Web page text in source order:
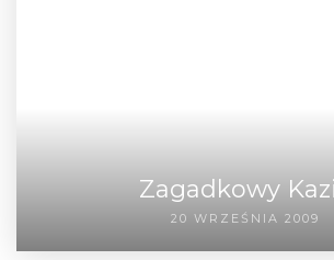
Zagadkowy
20 WRZEŚNIA 2009